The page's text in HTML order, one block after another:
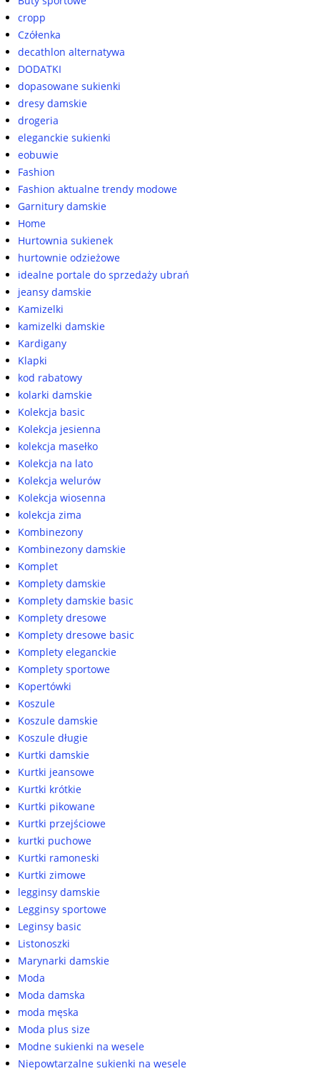
cropp
Czółenka
decathlon alternatywa
DODATKI
dopasowane sukienki
dresy damskie
drogeria
eleganckie sukienki
eobuwie
Fashion
Fashion aktualne trendy modowe
Garnitury damskie
Home
Hurtownia sukienek
hurtownie odzieżowe
idealne portale do sprzedaży ubrań
jeansy damskie
Kamizelki
kamizelki damskie
Kardigany
Klapki
kod rabatowy
kolarki damskie
Kolekcja basic
Kolekcja jesienna
kolekcja masełko
Kolekcja na lato
Kolekcja welurów
Kolekcja wiosenna
kolekcja zima
Kombinezony
Kombinezony damskie
Komplet
Komplety damskie
Komplety damskie basic
Komplety dresowe
Komplety dresowe basic
Komplety eleganckie
Komplety sportowe
Kopertówki
Koszule
Koszule damskie
Koszule długie
Kurtki damskie
Kurtki jeansowe
Kurtki krótkie
Kurtki pikowane
Kurtki przejściowe
kurtki puchowe
Kurtki ramoneski
Kurtki zimowe
legginsy damskie
Legginsy sportowe
Leginsy basic
Listonoszki
Marynarki damskie
Moda
Moda damska
moda męska
Moda plus size
Modne sukienki na wesele
Niepowtarzalne sukienki na wesele